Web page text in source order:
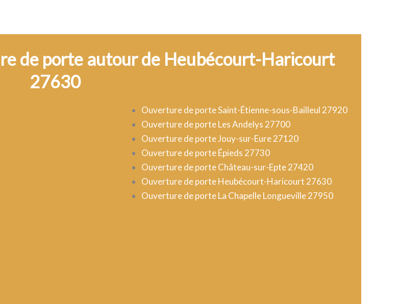
de porte autour de Heubécourt-Haricourt
27630
Ouverture de porte Saint-Étienne-sous-Bailleul 27920
Ouverture de porte Les Andelys 27700
Ouverture de porte Jouy-sur-Eure 27120
Ouverture de porte Épieds 27730
Ouverture de porte Château-sur-Epte 27420
Ouverture de porte Heubécourt-Haricourt 27630
Ouverture de porte La Chapelle Longueville 27950